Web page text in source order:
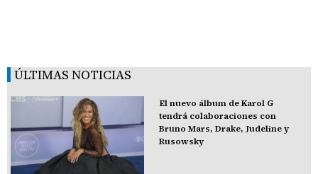
ÚLTIMAS NOTICIAS
El nuevo álbum de Karol G
tendrá colaboraciones con
Bruno Mars, Drake, Judeline y
Rusowsky